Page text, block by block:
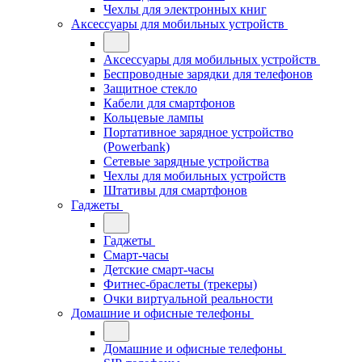
Чехлы для электронных книг
Аксессуары для мобильных устройств
Аксессуары для мобильных устройств
Беспроводные зарядки для телефонов
Защитное стекло
Кабели для смартфонов
Кольцевые лампы
Портативное зарядное устройство
(Powerbank)
Сетевые зарядные устройства
Чехлы для мобильных устройств
Штативы для смартфонов
Гаджеты
Гаджеты
Смарт-часы
Детские смарт-часы
Фитнес-браслеты (трекеры)
Очки виртуальной реальности
Домашние и офисные телефоны
Домашние и офисные телефоны